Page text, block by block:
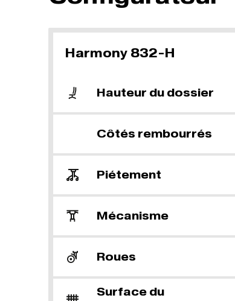
Harmony 832-H
Hauteur du dossier
Côtés rembourrés
Piétement
Mécanisme
Roues
Surface du